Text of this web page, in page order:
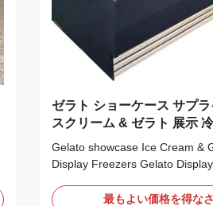
ゼラト ショーケース サプ
スクリーム & ゼラト 展示
のイタリアンパン
Gelato showcase Ice Cream &
Display Freezers Gelato Display
solution for display of fine ice
最もよい価格を得な